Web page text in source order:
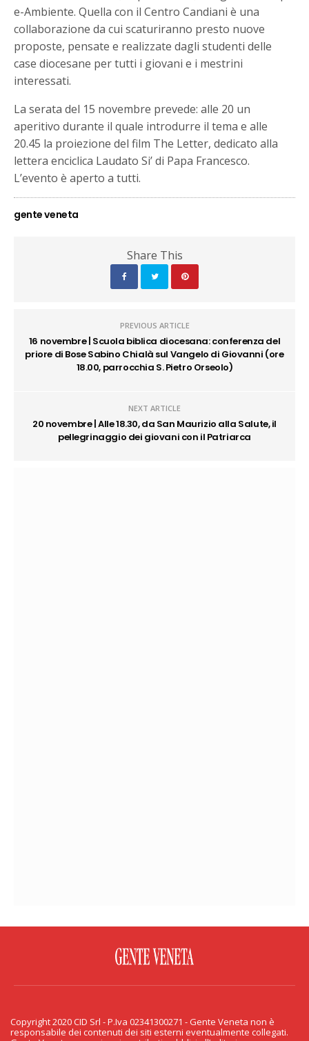
e-Ambiente. Quella con il Centro Candiani è una
collaborazione da cui scaturiranno presto nuove
proposte, pensate e realizzate dagli studenti delle
case diocesane per tutti i giovani e i mestrini
interessati.
La serata del 15 novembre prevede: alle 20 un
aperitivo durante il quale introdurre il tema e alle
20.45 la proiezione del film The Letter, dedicato alla
lettera enciclica Laudato Si’ di Papa Francesco.
L’evento è aperto a tutti.
gente veneta
Share This
PREVIOUS ARTICLE
16 novembre | Scuola biblica diocesana: conferenza del
priore di Bose Sabino Chialà sul Vangelo di Giovanni (ore
18.00, parrocchia S. Pietro Orseolo)
NEXT ARTICLE
20 novembre | Alle 18.30, da San Maurizio alla Salute, il
pellegrinaggio dei giovani con il Patriarca
PRIVACY & COOKIE
Copyright 2020 CID Srl - P.Iva 02341300271 - Gente Veneta non è
responsabile dei contenuti dei siti esterni eventualmente collegati.